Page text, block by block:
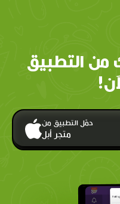
التطبيق
حمّل التطبيق من
متجر أبل